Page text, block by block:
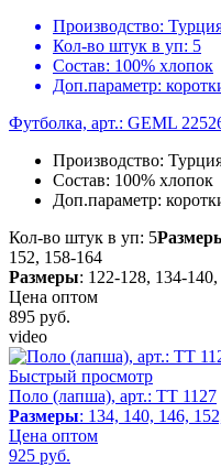
Производство:
Кол-во штук в уп: 5
Состав: 100% хлопок
Доп.параметр:
Футболка, арт.: GEML
Производство:
Состав: 100% хлопок
Доп.параметр:
Кол-во штук в уп: 5
152, 158-164
Размеры: 122-128, 134-
Цена оптом
895 руб.
video
Быстрый просмотр
Поло (лапша), арт.: TT 1127
Размеры: 134, 140, 146,
Цена оптом
925 руб.